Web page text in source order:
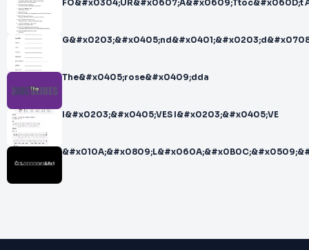
FO&#x0304;UR&#x0607;A&#x0609;Ttoc&#x060D;t
The&#x0405;rose&#x0409;dda
I&#x0203;&#x0405;VES I&#x0203;&#x0405;VE